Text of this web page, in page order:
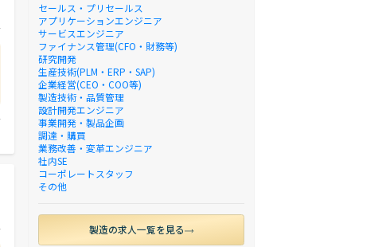
セールス・プリセールス
アプリケーションエンジニア
サービスエンジニア
ファイナンス管理(CFO・財務等)
研究開発
生産技術(PLM・ERP・SAP)
企業経営(CEO・COO等)
製造技術・品質管理
設計開発エンジニア
事業開発・製品企画
調達・購買
業務改善・変革エンジニア
社内SE
コーポレートスタッフ
その他
製造の求人一覧を見る